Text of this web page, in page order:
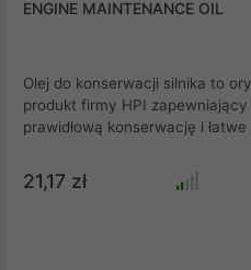
ENGINE MAINTENANCE OIL
Olej do konserwacji silnika to
produkt firmy HPI zapewniający
21,17 zł